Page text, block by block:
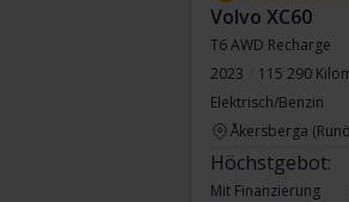
Volvo XC60
T6 AWD Recharge
2023
115 290
Elektrisch/Benzin
Åkersberga
Höchstgebot:
Mit Finanzierung